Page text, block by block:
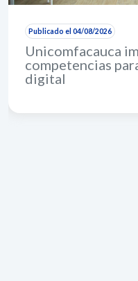
Publicado el 04/08/2026
Unicomfacauca
competencias
digital